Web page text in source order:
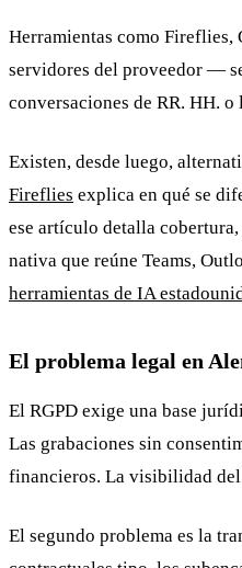
Herramientas como Fireflies,
servidores del proveedor —
conversaciones de RR. HH.
Existen, desde luego,
Fireflies explica en qué se
ese artículo detalla
nativa que reúne Teams,
herramientas de IA
El problema legal en
El RGPD exige una base
Las grabaciones sin
financieros. La visibilidad
El segundo problema es la